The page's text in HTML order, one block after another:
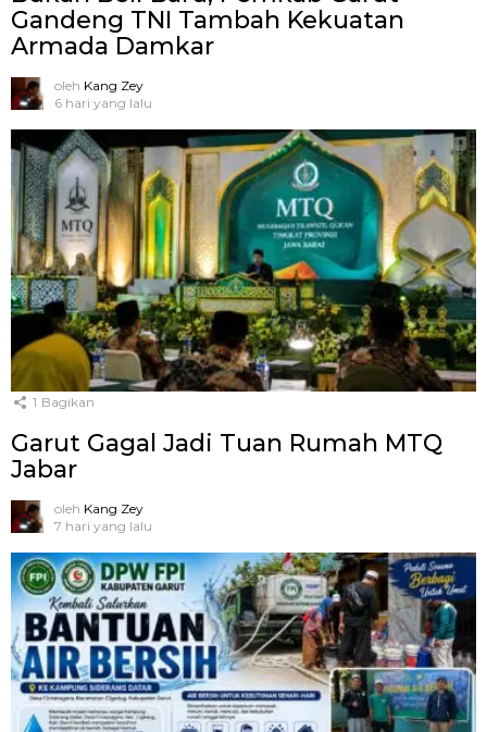
Gandeng TNI Tambah Kekuatan
Armada Damkar
oleh Kang Zey
6 hari yang lalu
1 Bagikan
Garut Gagal Jadi Tuan Rumah MTQ
Jabar
oleh Kang Zey
7 hari yang lalu